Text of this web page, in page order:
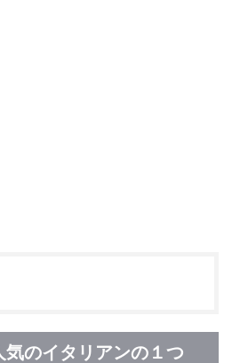
気のイタリアンの１つ